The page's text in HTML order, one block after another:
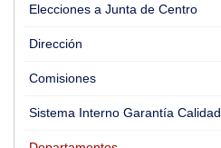
Elecciones a Junta de Centro
Dirección
Comisiones
Sistema Interno Garantía Calidad